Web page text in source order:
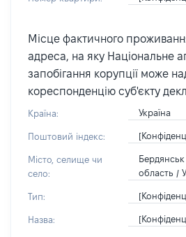
Місце фактичного
адреса, на яку Національне
запобігання корупції може
кореспонденцію суб'єкту
Країна: Україна
Поштовий індекс:
Місто, селище чи
село:
область /
Тип:
Назва: